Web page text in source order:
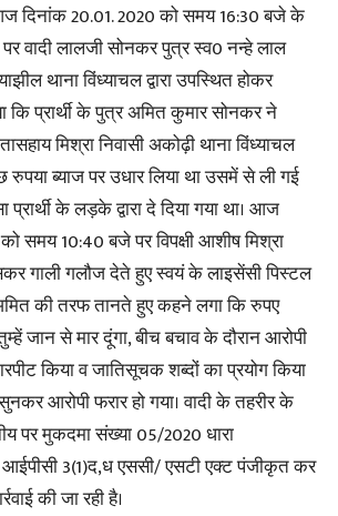
दिनांक 20.01. 2020 को समय 16:30 बजे के
पर वादी लालजी सोनकर पुत्र स्व0 नन्हे लाल
थाना विंध्याचल द्वारा उपस्थित होकर
कि प्रार्थी के पुत्र अमित कुमार सोनकर ने
मिश्रा निवासी अकोढ़ी थाना विंध्याचल
ब्याज पर उधार लिया था उसमें से ली गई
के लड़के द्वारा दे दिया गया था। आज
समय 10:40 बजे पर विपक्षी आशीष मिश्रा
गाली गलौज देते हुए स्वयं के लाइसेंसी पिस्टल
की तरफ तानते हुए कहने लगा कि रुपए
जान से मार दूंगा, बीच बचाव के दौरान आरोपी
किया व जातिसूचक शब्दों का प्रयोग किया
आरोपी फरार हो गया। वादी के तहरीर के
पर मुकदमा संख्या 05/2020 धारा
3(1)द,ध एससी/ एसटी एक्ट पंजीकृत कर
की जा रही है।